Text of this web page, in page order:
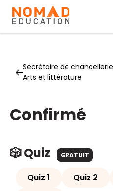
Secrétaire de chancellerie
Arts et littérature
Confirmé
🎲 Quiz GRATUIT
Quiz 1 Quiz 2